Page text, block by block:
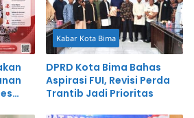
Kabar Kota Bima
DPRD Kota Bima Bahas
Aspirasi FUI, Revisi Perda
Trantib Jadi Prioritas